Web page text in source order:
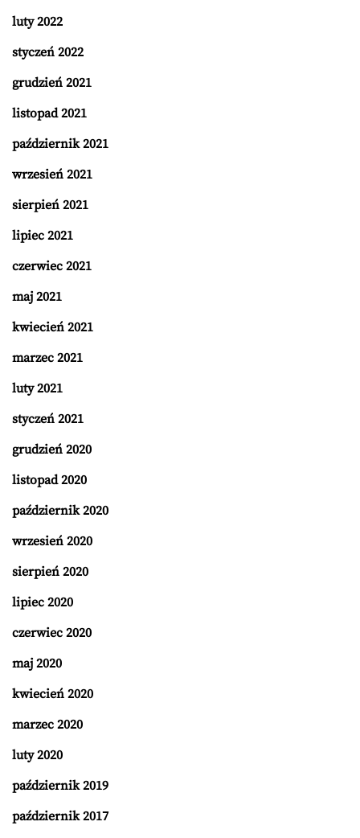
luty 2022
styczeń 2022
grudzień 2021
listopad 2021
październik 2021
wrzesień 2021
sierpień 2021
lipiec 2021
czerwiec 2021
maj 2021
kwiecień 2021
marzec 2021
luty 2021
styczeń 2021
grudzień 2020
listopad 2020
październik 2020
wrzesień 2020
sierpień 2020
lipiec 2020
czerwiec 2020
maj 2020
kwiecień 2020
marzec 2020
luty 2020
październik 2019
październik 2017